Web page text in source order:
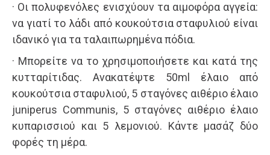
· Οι πολυφενόλες ενισχύουν τα αιμοφόρα αγγεία:
να γιατί το λάδι από κουκούτσια σταφυλιού είναι
ιδανικό για τα ταλαιπωρημένα πόδια.
· Μπορείτε να το χρησιμοποιήσετε και κατά της
κυτταρίτιδας. Ανακατέψτε 50ml έλαιο από
κουκούτσια σταφυλιού, 5 σταγόνες αιθέριο έλαιο
juniperus Communis, 5 σταγόνες αιθέριο έλαιο
κυπαρισσιού και 5 λεμονιού. Κάντε μασάζ δύο
φορές τη μέρα.